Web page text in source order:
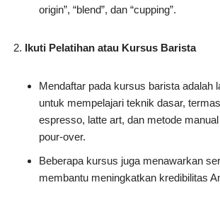
origin”, “blend”, dan “cupping”.
Ikuti Pelatihan atau Kursus Barista
Mendaftar pada kursus barista adalah
untuk mempelajari teknik dasar,
espresso, latte art, dan metode
pour-over.
Beberapa kursus juga menawarkan
membantu meningkatkan kredibilitas